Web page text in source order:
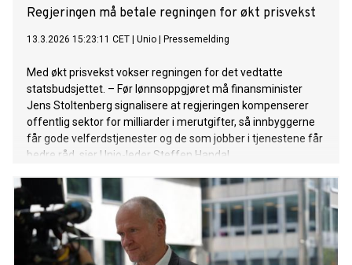
Regjeringen må betale regningen for økt prisvekst
13.3.2026 15:23:11 CET Unio Pressemelding
Med økt prisvekst vokser regningen for det vedtatte
statsbudsjettet. – Før lønnsoppgjøret må finansminister
Jens Stoltenberg signalisere at regjeringen kompenserer
offentlig sektor for milliarder i merutgifter, så innbyggerne
får gode velferdstjenester og de som jobber i tjenestene får
bedre råd, sier Unio-leder Steffen Handal.